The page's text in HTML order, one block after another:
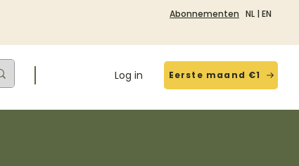
Abonnementen NL | EN
Log in Eerste maand €1